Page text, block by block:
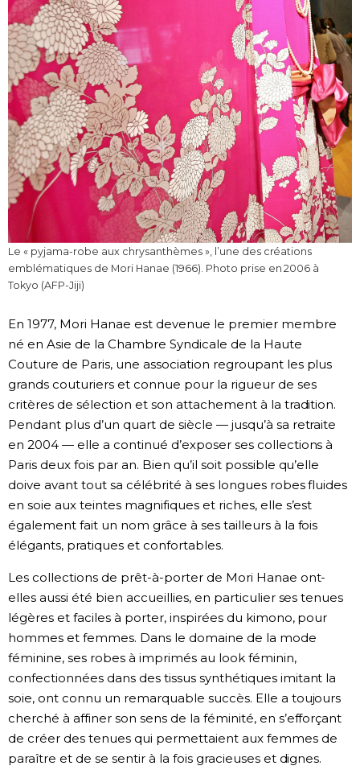
Le « pyjama-robe aux chrysanthèmes », l’une des créations
emblématiques de Mori Hanae (1966). Photo prise en 2006 à
Tokyo (AFP-Jiji)
En 1977, Mori Hanae est devenue le premier membre
né en Asie de la Chambre Syndicale de la Haute
Couture de Paris, une association regroupant les plus
grands couturiers et connue pour la rigueur de ses
critères de sélection et son attachement à la tradition.
Pendant plus d’un quart de siècle — jusqu’à sa retraite
en 2004 — elle a continué d’exposer ses collections à
Paris deux fois par an. Bien qu’il soit possible qu’elle
doive avant tout sa célébrité à ses longues robes fluides
en soie aux teintes magnifiques et riches, elle s’est
également fait un nom grâce à ses tailleurs à la fois
élégants, pratiques et confortables.
Les collections de prêt-à-porter de Mori Hanae ont-
elles aussi été bien accueillies, en particulier ses tenues
légères et faciles à porter, inspirées du kimono, pour
hommes et femmes. Dans le domaine de la mode
féminine, ses robes à imprimés au look féminin,
confectionnées dans des tissus synthétiques imitant la
soie, ont connu un remarquable succès. Elle a toujours
cherché à affiner son sens de la féminité, en s’efforçant
de créer des tenues qui permettaient aux femmes de
paraître et de se sentir à la fois gracieuses et dignes.